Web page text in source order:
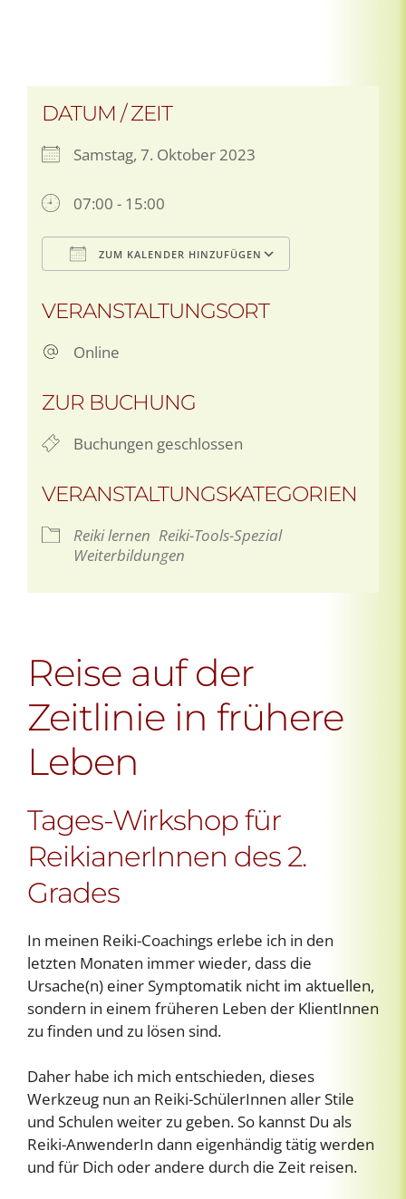
DATUM / ZEIT
Samstag, 7. Oktober 2023
07:00 - 15:00
ZUM KALENDER HINZUFÜGEN
VERANSTALTUNGSORT
Online
ZUR BUCHUNG
Buchungen geschlossen
VERANSTALTUNGSKATEGORIEN
Reiki lernen Reiki-Tools-Spezial
Weiterbildungen
Reise auf der
Zeitlinie in frühere
Leben
Tages-Wirkshop für
ReikianerInnen des 2.
Grades
In meinen Reiki-Coachings erlebe ich in den
letzten Monaten immer wieder, dass die
Ursache(n) einer Symptomatik nicht im aktuellen,
sondern in einem früheren Leben der KlientInnen
zu finden und zu lösen sind.
Daher habe ich mich entschieden, dieses
Werkzeug nun an Reiki-SchülerInnen aller Stile
und Schulen weiter zu geben. So kannst Du als
Reiki-AnwenderIn dann eigenhändig tätig werden
und für Dich oder andere durch die Zeit reisen.